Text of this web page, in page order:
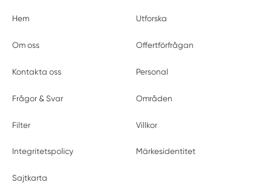
Hem Utforska
Om oss Offertförfrågan
Kontakta oss Personal
Frågor & Svar Områden
Filter Villkor
Integritetspolicy Märkesidentitet
Sajtkarta